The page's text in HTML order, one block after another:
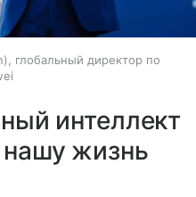
глобальный директор по
интеллект
жизнь